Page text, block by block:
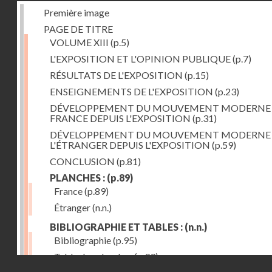
Première image
PAGE DE TITRE
VOLUME XIII (p.5)
L'EXPOSITION ET L'OPINION PUBLIQUE(p.7)
RÉSULTATS DE L'EXPOSITION (p.15)
ENSEIGNEMENTS DE L'EXPOSITION (p.23)
DÉVELOPPEMENT DU MOUVEMENT
FRANCE DEPUIS L'EXPOSITION (p.31)
DÉVELOPPEMENT DU MOUVEMENT
L'ÉTRANGER DEPUIS L'EXPOSITION (p.59)
CONCLUSION (p.81)
PLANCHES : (p.89)
France(p.89)
Étranger(n.n.)
BIBLIOGRAPHIE ET TABLES : (n.n.)
Bibliographie(p.95)
Table des planches(p.99)